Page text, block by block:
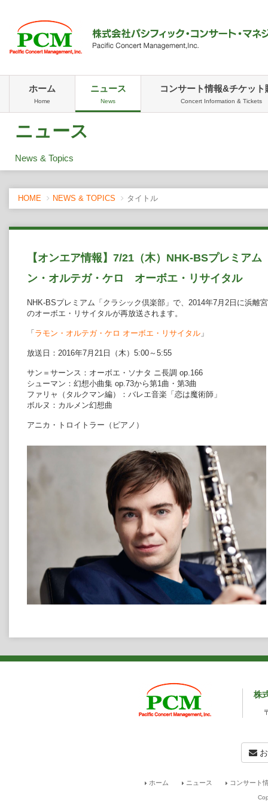
ホーム
Home
ニュース
News
コンサート情報&チケット
Concert Information & Tickets
ニュース
News & Topics
HOME NEWS & TOPICS タイトル
【オンエア情報】7/21（木）NHK-BSプレミア
ン・オルテガ・ケロ オーボエ・リサイタル
NHK-BSプレミアム「クラシック倶楽部」で、2014年7月2日に浜離
のオーボエ・リサイタルが再放送されます。
「 ラモン・オルテガ・ケロ オーボエ・リサイタル 」
放送日：2016年7月21日（木）5:00～5:55
サン＝サーンス：オーボエ・ソナタ ニ長調 op.166
シューマン：幻想小曲集 op.73から第1曲・第3曲
ファリャ（タルクマン編）：バレエ音楽「恋は魔術師」
ボルヌ：カルメン幻想曲
アニカ・トロイトラー（ピアノ）
株
ホーム ニュース コンサート